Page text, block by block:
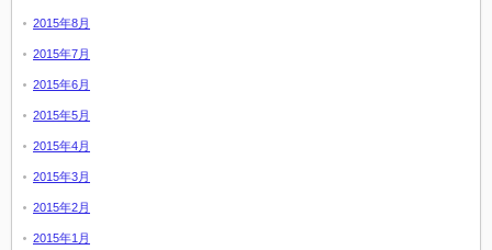
2015年8月
2015年7月
2015年6月
2015年5月
2015年4月
2015年3月
2015年2月
2015年1月